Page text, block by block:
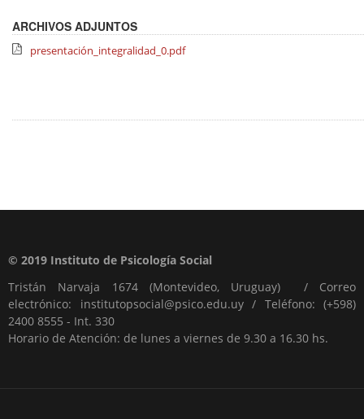
ARCHIVOS ADJUNTOS
presentación_integralidad_0.pdf
© 2019 Instituto de Psicología Social
Tristán Narvaja 1674 (Montevideo, Uruguay) / Correo
electrónico: institutopsocial@psico.edu.uy / Teléfono: (+598)
2400 8555 - Int. 330
Horario de Atención: de lunes a viernes de 9.30 a 16.30 hs.